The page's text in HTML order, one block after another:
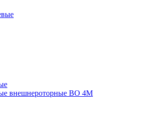
внешнероторные ВО 4М